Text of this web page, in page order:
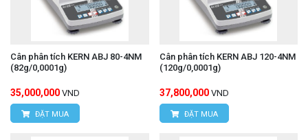
Cân phân tích KERN ABJ 80-4NM
(82g/0,0001g)
35,000,000 VND
ĐẶT MUA
Cân phân tích KERN ABJ 120-4NM
(120g/0,0001g)
37,800,000 VND
ĐẶT MUA